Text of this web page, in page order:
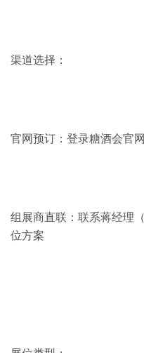
渠道选择：
官网预订：登录糖酒会官
组展商直联：联系蒋经理
位方案